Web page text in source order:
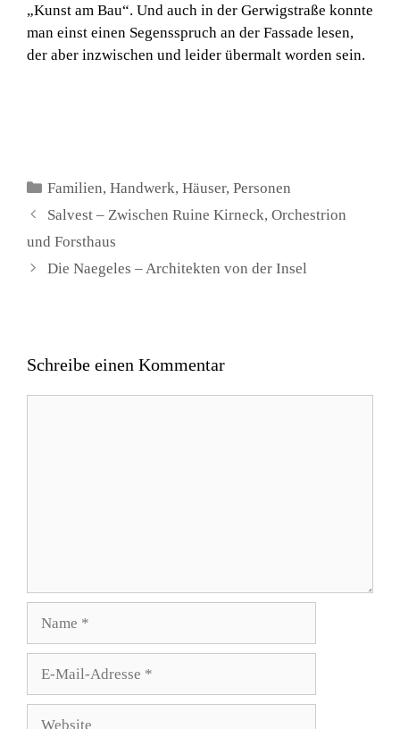
„Kunst am Bau“. Und auch in der Gerwigstraße konnte
man einst einen Segensspruch an der Fassade lesen,
der aber inzwischen und leider übermalt worden sein.
Kategorien
Familien,Handwerk,Häuser,Personen
Salvest – Zwischen Ruine Kirneck, Orchestrion
und Forsthaus
Die Naegeles – Architekten von der Insel
Schreibe einen Kommentar
Adresse